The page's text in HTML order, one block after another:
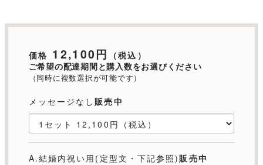
価格 12,100円
（税込）
ご希望の配達期間と購入数をお選びください
（同時に複数選択が可能です）
メッセージなし販売中
A.結婚内祝い用(定型文・下記参照)販売中